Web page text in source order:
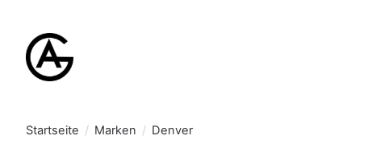
Startseite / Marken / Denver